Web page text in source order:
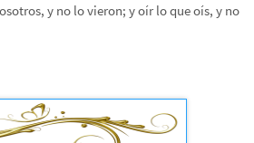
y no lo vieron; y oír lo que oís, y no